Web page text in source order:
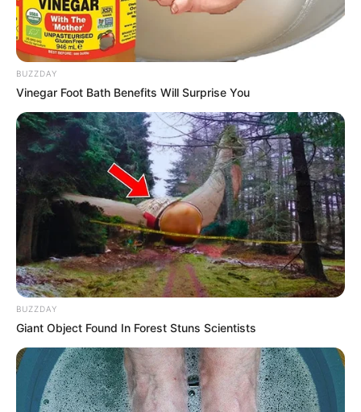
BARRANQUILLA
280 mil personas se han
movilizado por la Terminal
Metropolitana de
Transporte de Barranquilla
TRANSPORTE
Terminal de Transportes
de Neiva prevé movilizar
280.000 viajeros entre
diciembre y enero
LICOR ADULTERADO
Más de 2.000 botellas de
licor han sido incautadas
en Bolívar en lo que va de
diciembre
BUZZDAY
Vinegar Foot Bath Benefits Will Surprise You
BUZZDAY
Giant Object Found In Forest Stuns Scientists